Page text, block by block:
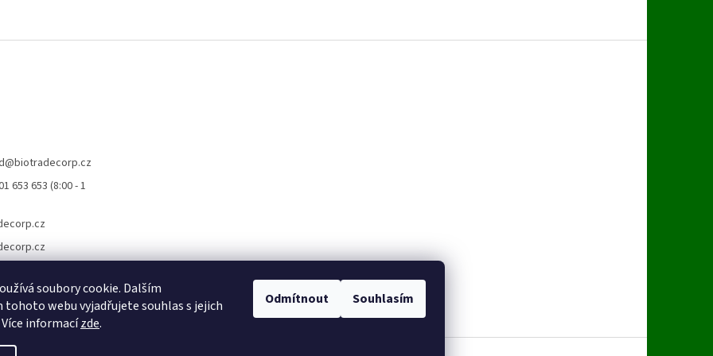
soubory cookie. Dalším
tohoto webu vyjadřujete souhlas s jejich
informacízde.
Odmítnout Souhlasím
@biotradecorp.cz
653 653 (8:00 - 1